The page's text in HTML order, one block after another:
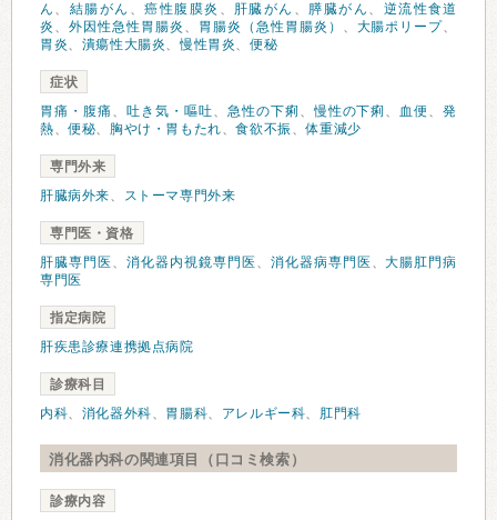
ん 、 結腸がん 、癌性腹膜炎 、 肝臓がん 、 膵臓がん 、 逆流性食道
炎 、 外因性急性胃腸炎 、 胃腸炎（急性胃腸炎） 、 大腸ポリープ、
胃炎、 潰瘍性大腸炎、慢性胃炎、便秘
症状
胃痛・腹痛 、 吐き気・嘔吐、 急性の下痢 、慢性の下痢 、 血便、発
熱、便秘、 胸やけ・胃もたれ、食欲不振 、体重減少
専門外来
肝臓病外来、 ストーマ専門外来
専門医・資格
肝臓専門医 、 消化器内視鏡専門医 、 消化器病専門医 、大腸肛門病
専門医
指定病院
肝疾患診療連携拠点病院
診療科目
内科、 消化器外科、 胃腸科、 アレルギー科、 肛門科
消化器内科の関連項目（口コミ検索）
診療内容